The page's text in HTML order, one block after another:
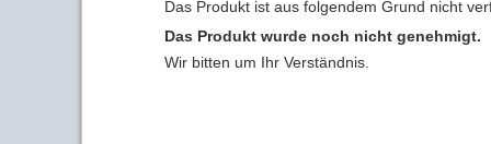
Das Produkt ist aus folgendem Grund nicht
Das Produkt wurde noch nicht genehmigt.
Wir bitten um Ihr Verständnis.